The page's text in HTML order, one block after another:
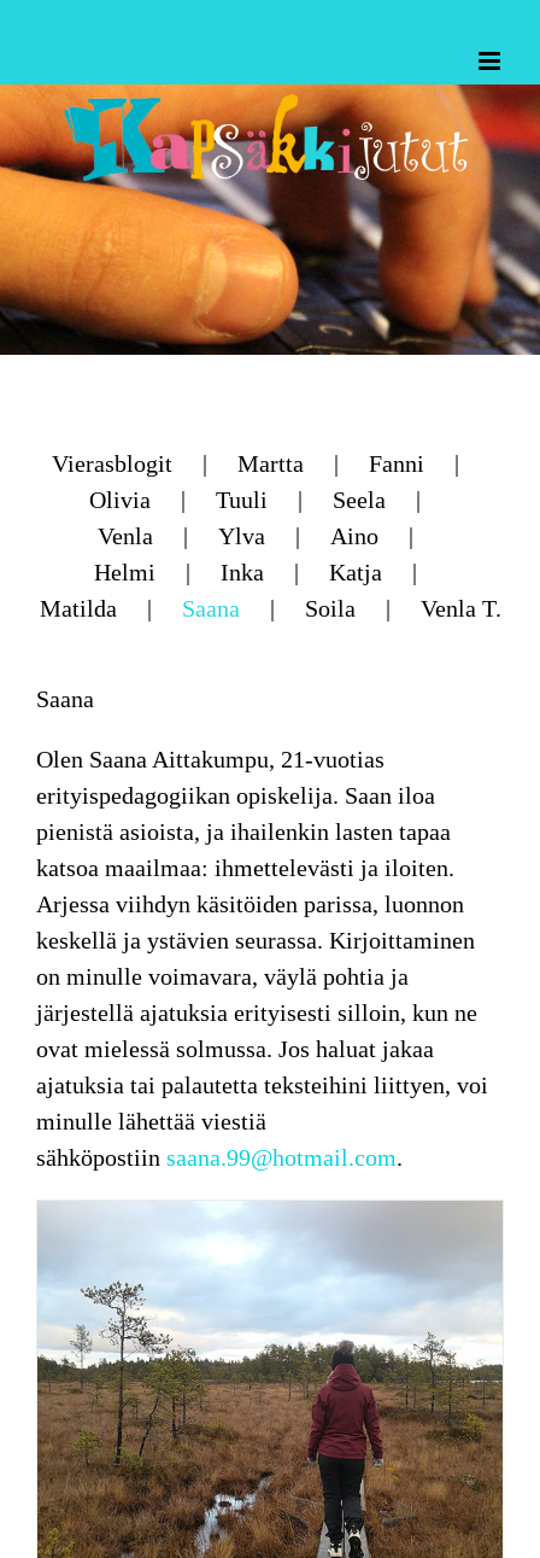
content
Vierasblogit Martta
Fanni
Olivia
Tuuli
Seela
Venla
Ylva
Aino
Helmi
Inka
Katja
Matilda
Saana Soila Venla T.
Saana
Olen Saana Aittakumpu, 21-vuotias
erityispedagogiikan opiskelija. Saan iloa
pienistä asioista, ja ihailenkin lasten tapaa
katsoa maailmaa: ihmettelevästi ja iloiten.
Arjessa viihdyn käsitöiden parissa, luonnon
keskellä ja ystävien seurassa. Kirjoittaminen
on minulle voimavara, väylä pohtia ja
järjestellä ajatuksia erityisesti silloin, kun ne
ovat mielessä solmussa. Jos haluat jakaa
ajatuksia tai palautetta teksteihini liittyen, voi
minulle lähettää viestiä
sähköpostiin saana.99@hotmail.com.